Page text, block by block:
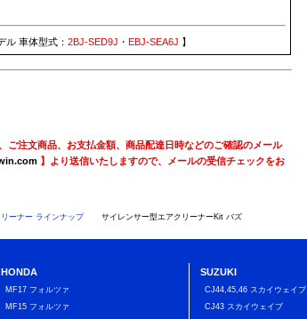
ル 車体型式： 2BJ-SED9J ・ EBJ-SEA6J 】
ご注文商品、お支払金額、商品配達日時などのご確認のメール
】より送信いたしますので、メールの受信チェックをお
ーナー ラインナップ
サイレンサー型エアクリーナーKit バズ
HONDA
MF17 フォルツァ
MF15 フォルツァ
SUZUKI
CJ44,45,46 スカイウェイブ
CJ43 スカイウェイブ